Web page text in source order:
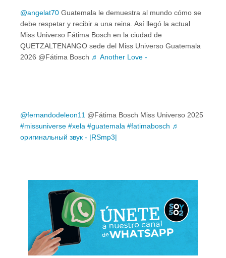
@angelat70 Guatemala le demuestra al mundo cómo se
debe respetar y recibir a una reina. Así llegó la actual
Miss Universo Fátima Bosch en la ciudad de
QUETZALTENANGO sede del Miss Universo Guatemala
2026 @Fátima Bosch ♬ Another Love -
@fernandodeleon11 @Fátima Bosch Miss Universo 2025
#missuniverse #xela #guatemala #fatimabosch ♬
оригинальный звук - |RSmp3|